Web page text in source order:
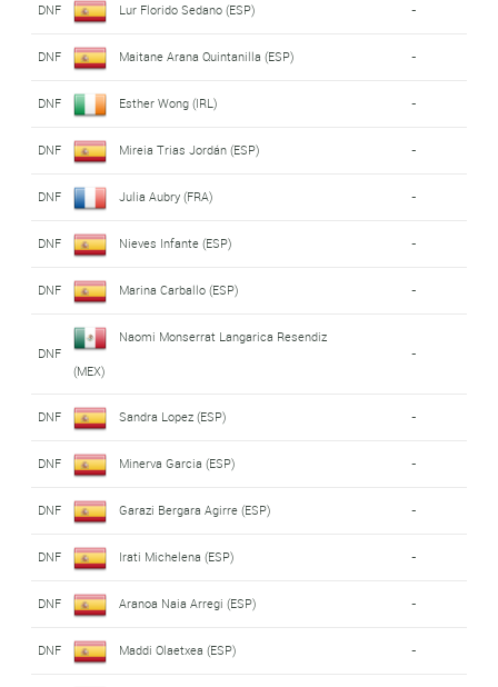
DNF Lur Florido Sedano (ESP) -
DNF Maitane Arana Quintanilla (ESP) -
DNF Esther Wong (IRL) -
DNF Mireia Trias Jordán (ESP) -
DNF Julia Aubry (FRA) -
DNF Nieves Infante (ESP) -
DNF Marina Carballo (ESP) -
DNF
Naomi Monserrat Langarica Resendiz
(MEX)
-
DNF Sandra Lopez (ESP) -
DNF Minerva Garcia (ESP) -
DNF Garazi Bergara Agirre (ESP) -
DNF Irati Michelena (ESP) -
DNF Aranoa Naia Arregi (ESP) -
DNF Maddi Olaetxea (ESP) -